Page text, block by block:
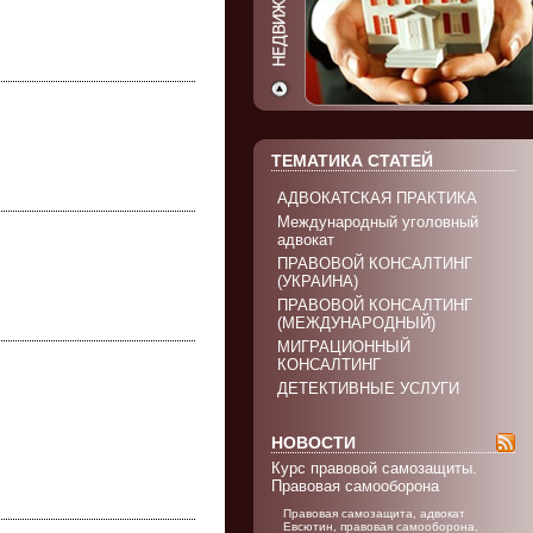
ТЕМАТИКА СТАТЕЙ
АДВОКАТСКАЯ ПРАКТИКА
Международный уголовный
адвокат
ПРАВОВОЙ КОНСАЛТИНГ
(УКРАИНА)
ПРАВОВОЙ КОНСАЛТИНГ
(МЕЖДУНАРОДНЫЙ)
МИГРАЦИОННЫЙ
КОНСАЛТИНГ
ДЕТЕКТИВНЫЕ УСЛУГИ
НОВОСТИ
Курс правовой самозащиты.
Правовая самооборона
Правовая самозащита, адвокат
Евсютин, правовая самооборона,